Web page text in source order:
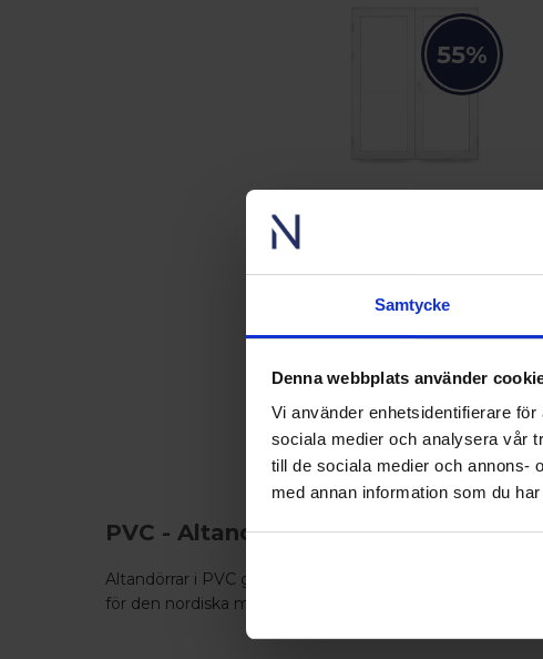
Samtycke
Denna webbplats använder
Vi använder enhetsidentifierare
sociala medier och analysera vår
till de sociala medier och annons-
med annan information som du
55%
18 763 kr
Lägsta pris senaste 30
Gå till produkt
PVC - Altandörr - Utåtgående
Altandörrar i PVC går att få både som utåtgående och
för den nordiska marknaden.